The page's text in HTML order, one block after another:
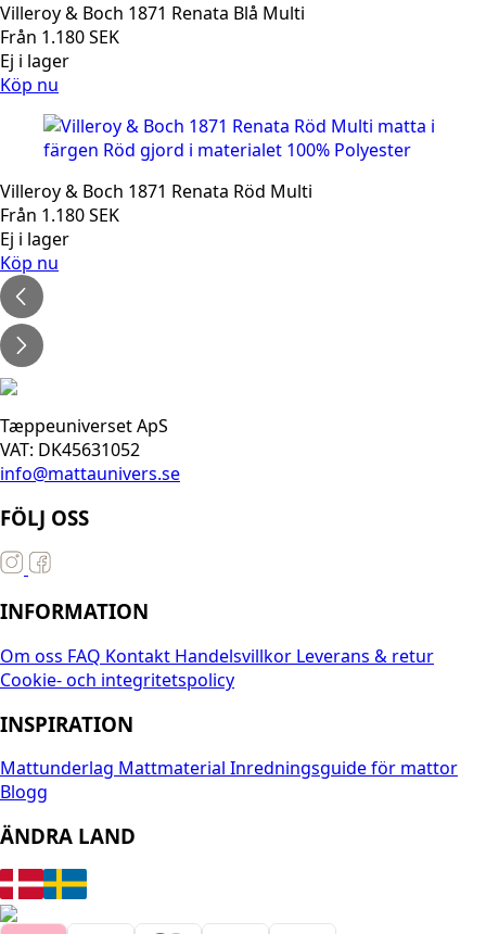
Villeroy & Boch 1871 Renata Blå Multi
Från 1.180SEK
Ej i lager
Köp nu
Villeroy & Boch 1871 Renata Röd Multi
Från 1.180SEK
Ej i lager
Köp nu
Tæppeuniverset ApS
VAT: DK45631052
info@mattaunivers.se
FÖLJ OSS
INFORMATION
Om oss FAQ Kontakt Handelsvillkor Leverans & retur
Cookie- och integritetspolicy
INSPIRATION
Mattunderlag Mattmaterial Inredningsguide för mattor
Blogg
ÄNDRA LAND